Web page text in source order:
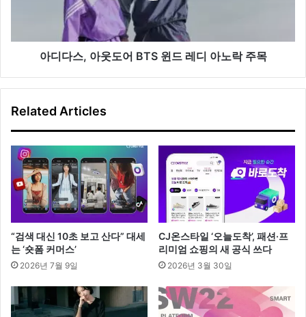
BTS
아
주
아디다스, 아웃도어 BTS 윈드 레디 아노락 주목
Related Articles
“검색 대신 10초 보고 산다” 대세
는 ‘숏폼 커머스’
2026년 7월 9일
CJ온스타일 ‘오늘도착’, 패션·프
리미엄 쇼핑의 새 공식 쓰다
2026년 3월 30일